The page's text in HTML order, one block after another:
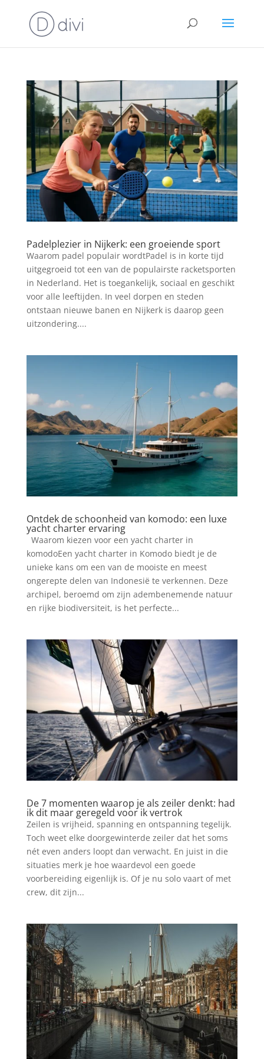
Padelplezier in Nijkerk: een groeiende sport
Waarom padel populair wordtPadel is in korte tijd
uitgegroeid tot een van de populairste racketsporten
in Nederland. Het is toegankelijk, sociaal en geschikt
voor alle leeftijden. In veel dorpen en steden
ontstaan nieuwe banen en Nijkerk is daarop geen
uitzondering....
Ontdek de schoonheid van komodo: een luxe
yacht charter ervaring
Waarom kiezen voor een yacht charter in
komodoEen yacht charter in Komodo biedt je de
unieke kans om een van de mooiste en meest
ongerepte delen van Indonesië te verkennen. Deze
archipel, beroemd om zijn adembenemende natuur
en rijke biodiversiteit, is het perfecte...
De 7 momenten waarop je als zeiler denkt: had
ik dit maar geregeld voor ik vertrok
Zeilen is vrijheid, spanning en ontspanning tegelijk.
Toch weet elke doorgewinterde zeiler dat het soms
nét even anders loopt dan verwacht. En juist in die
situaties merk je hoe waardevol een goede
voorbereiding eigenlijk is. Of je nu solo vaart of met
crew, dit zijn...